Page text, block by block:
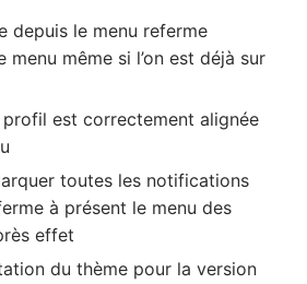
depuis le menu referme
même si l’on est déjà sur
profil est correctement alignée
toutes les notifications
à présent le menu des
effet
du thème pour la version